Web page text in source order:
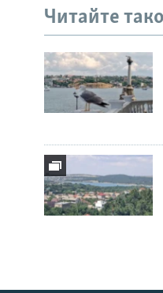
Русский
Читайте